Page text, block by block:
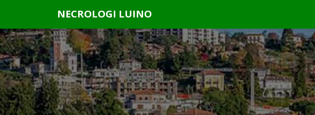
NECROLOGI LUINO
scorrendo questa pagina, cliccando su un link o proseguendo la